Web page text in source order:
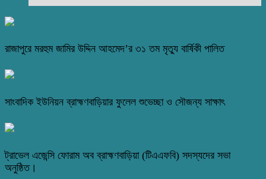
রাজাপুরে মরহুম জামির উদ্দিন আহমেদ’র ৩১ তম মৃত্যু বার্ষিকী পালিত
সাংবাদিক ইউনিয়ন ব্রাহ্মণবাড়িয়ার ফুলেল শুভেচ্ছা ও সৌজন্য সাক্ষাৎ
ট্রাভেল এজেন্সি ফোরাম অব ব্রাহ্মণবাড়িয়া (টিএএফবি) সদস্যদের সভা
অনুষ্ঠিত।